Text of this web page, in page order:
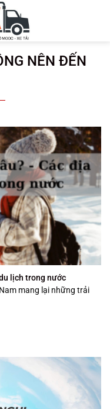
NÊN ĐẾN
lịch trong nước
mang lại những trải